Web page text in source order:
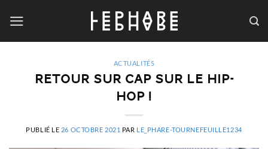
ACTUALITÉS
RETOUR SUR CAP SUR LE HIP-
HOP !
PUBLIÉ LE 26 OCTOBRE 2021 PAR LE_PHARE-TOURNEFEUILLE1234